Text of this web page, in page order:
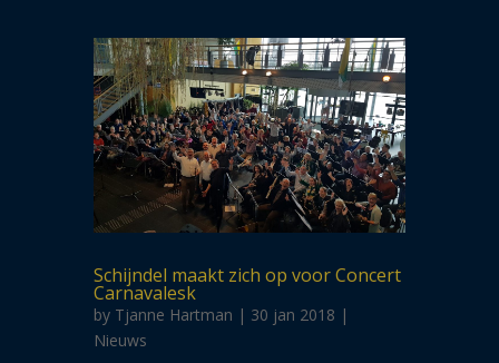
Schijndel maakt zich op voor Concert
Carnavalesk
by Tjanne Hartman | 30 jan 2018 |
Nieuws